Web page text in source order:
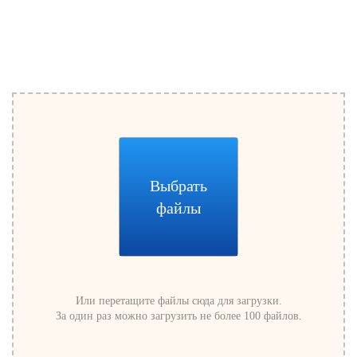
Выбрать
файлы
Или перетащите файлы сюда для загрузки.
За один раз можно загрузить не более 100 файлов.